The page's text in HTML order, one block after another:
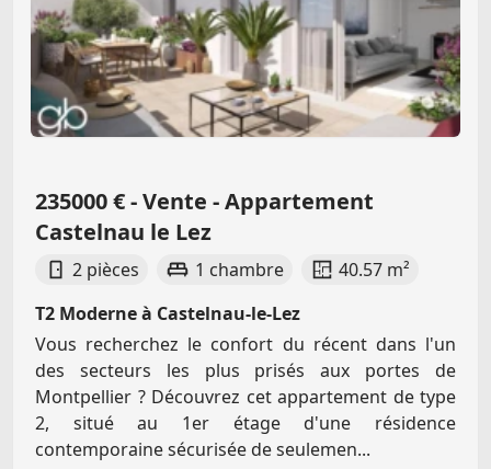
235000 € - Vente - Appartement
Castelnau le Lez
2 pièces 1 chambre
40.57 m²
T2 Moderne à Castelnau-le-Lez
Vous recherchez le confort du récent dans l'un
des secteurs les plus prisés aux portes de
Montpellier ? Découvrez cet appartement de type
2, situé au 1er étage d'une résidence
contemporaine sécurisée de seulemen...